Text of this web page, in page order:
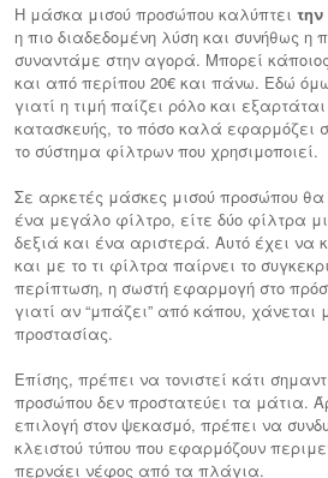
Η μάσκα μισού προσώπου καλύπτει την
η πιο διαδεδομένη λύση και συνήθως η
συναντάμε στην αγορά. Μπορεί
και από περίπου 20€ και πάνω. Εδώ
γιατί η τιμή παίζει ρόλο και
κατασκευής, το πόσο καλά εφαρμόζει
το σύστημα φίλτρων που χρησιμοποιεί.
Σε αρκετές μάσκες μισού προσώπου θα
ένα μεγάλο φίλτρο, είτε δύο φίλτρα
δεξιά και ένα αριστερά. Αυτό έχει να
και με το τι φίλτρα παίρνει το
περίπτωση, η σωστή εφαρμογή στο
γιατί αν “μπάζει” από κάπου, χάνεται
προστασίας.
Επίσης, πρέπει να τονιστεί κάτι
προσώπου δεν προστατεύει τα μάτια.
επιλογή στον ψεκασμό, πρέπει να
κλειστού τύπου που εφαρμόζουν
περνάει νέφος από τα πλάγια.